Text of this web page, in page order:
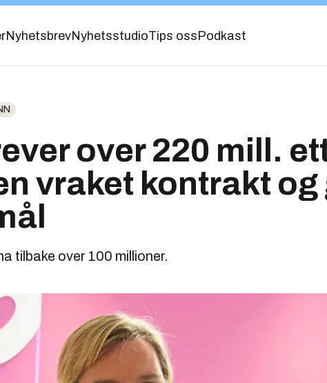
NyhetsbrevNyhetsstudioTips oss Podkast
over 220 mill.
vraket kontrakt og
tilbake over 100 millioner.